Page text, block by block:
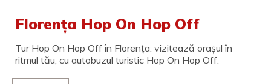
Florența Hop On Hop Off
Tur Hop On Hop Off în Florența: vizitează orașul în
ritmul tău, cu autobuzul turistic Hop On Hop Off.